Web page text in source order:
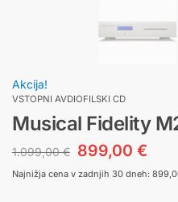
Akcija!
VSTOPNI AVDIOFILSKI CD
Musical Fidelity
1.099,00€ 899,00 €
Najnižja cena v zadnjih 30 dneh: